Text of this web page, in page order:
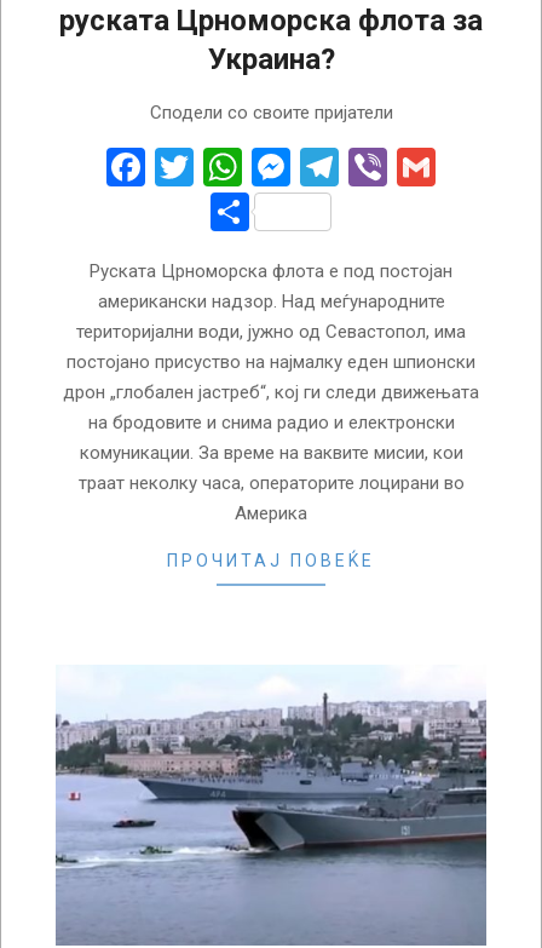
руската Црноморска флота за
Украина?
Сподели со своите пријатели
Facebook
Twitter
WhatsApp
Messenger
Telegram
Viber
Share
Руската Црноморска флота е под постојан
американски надзор. Над меѓународните
територијални води, јужно од Севастопол, има
постојано присуство на најмалку еден шпионски
дрон „глобален јастреб“, кој ги следи движењата
на бродовите и снима радио и електронски
комуникации. За време на ваквите мисии, кои
траат неколку часа, операторите лоцирани во
Америка
ПРОЧИТАЈ ПОВЕЌЕ